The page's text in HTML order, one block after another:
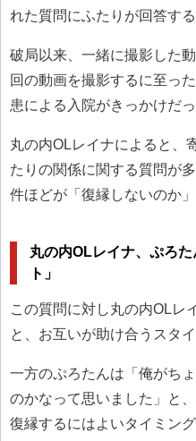
れた質問にふたりが回答する
破局以来、一緒に撮影した
回の動画を撮影するに至っ
患による入院がきっかけだっ
丸の内OLレイナによると、
たりの関係に関する質問が
件ほどが「復縁しないのか
丸の内OLレイナ、ぷろ
ト」
この質問に対し丸の内OLレ
と、お互いが助け合うスタ
一方のぷろたんは「俺がち
のかなって思いました」と
復縁するにはよいタイミン